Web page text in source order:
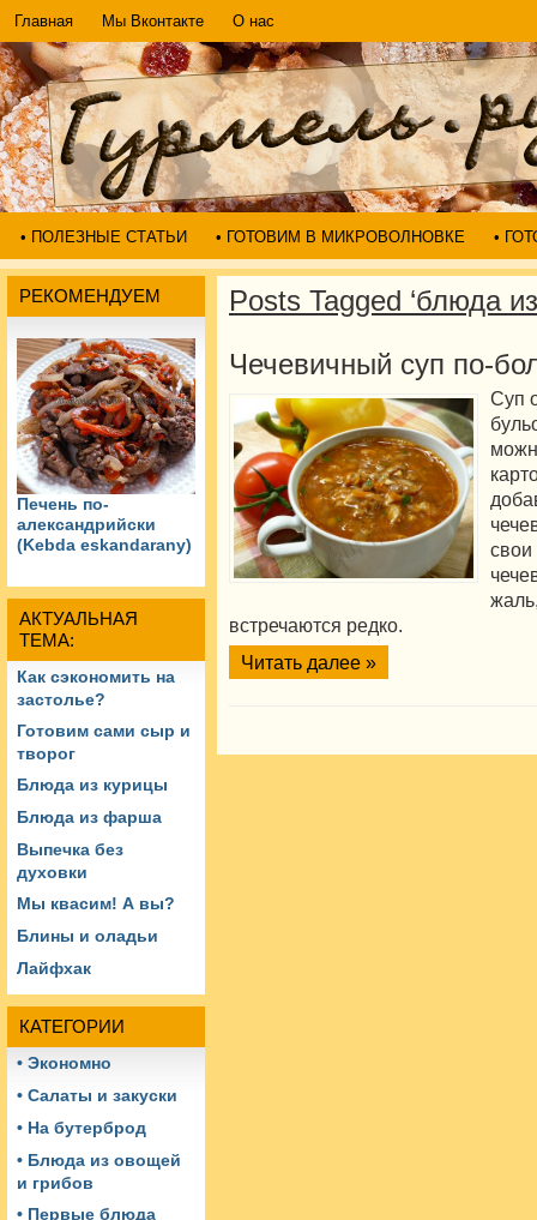
Главная Мы Вконтакте О нас
• ПОЛЕЗНЫЕ СТАТЬИ • ГОТОВИМ В МИКРОВОЛНОВКЕ •
РЕКОМЕНДУЕМ
Печень по-
александрийски
(Kebda eskandarany)
АКТУАЛЬНАЯ
ТЕМА:
Как сэкономить на
застолье?
Готовим сами сыр и
творог
Блюда из курицы
Блюда из фарша
Выпечка без
духовки
Мы квасим! А вы?
Блины и оладьи
Лайфхак
КАТЕГОРИИ
• Экономно
• Салаты и закуски
• На бутерброд
• Блюда из овощей
и грибов
• Первые блюда
Posts Tagged ‘блюда
Чечевичный суп по-
Суп
встречаются редко.
Читать далее »